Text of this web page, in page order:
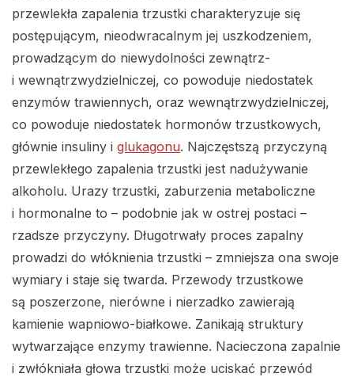
przewlekła zapalenia trzustki charakteryzuje się
postępującym, nieodwracalnym jej uszkodzeniem,
prowadzącym do niewydolności zewnątrz-
i wewnątrzwydzielniczej, co powoduje niedostatek
enzymów trawiennych, oraz wewnątrzwydzielniczej,
co powoduje niedostatek hormonów trzustkowych,
głównie insuliny i glukagonu. Najczęstszą przyczyną
przewlekłego zapalenia trzustki jest nadużywanie
alkoholu. Urazy trzustki, zaburzenia metaboliczne
i hormonalne to – podobnie jak w ostrej postaci –
rzadsze przyczyny. Długotrwały proces zapalny
prowadzi do włóknienia trzustki – zmniejsza ona swoje
wymiary i staje się twarda. Przewody trzustkowe
są poszerzone, nierówne i nierzadko zawierają
kamienie wapniowo-białkowe. Zanikają struktury
wytwarzające enzymy trawienne. Nacieczona zapalnie
i zwłókniała głowa trzustki może uciskać przewód